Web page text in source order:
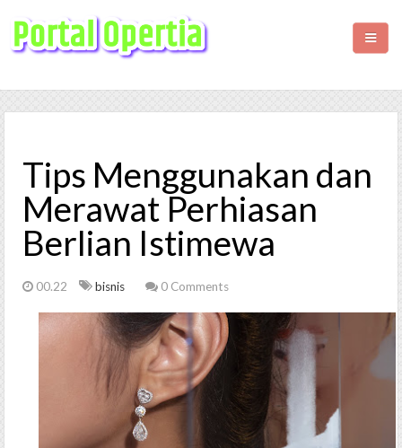
KESEHATAN
WISATA
Tips Menggunakan dan
Merawat Perhiasan
Berlian Istimewa
00.22 bisnis 0 Comments